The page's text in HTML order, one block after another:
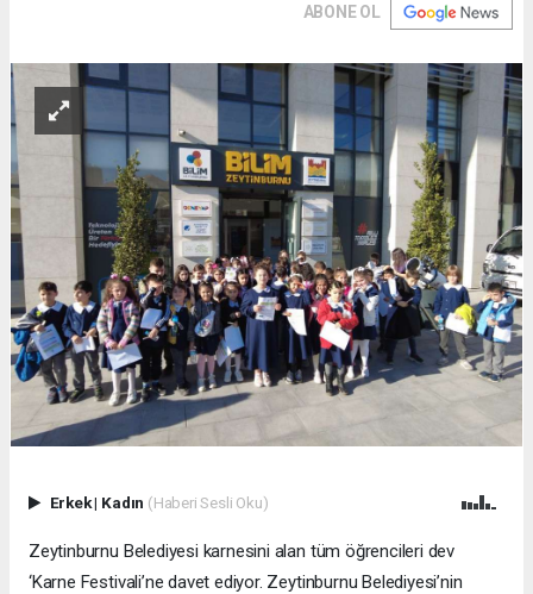
ABONE OL
Erkek| Kadın (Haberi Sesli Oku)
Zeytinburnu Belediyesi karnesini alan tüm öğrencileri dev
‘Karne Festivali’ne davet ediyor. Zeytinburnu Belediyesi’nin